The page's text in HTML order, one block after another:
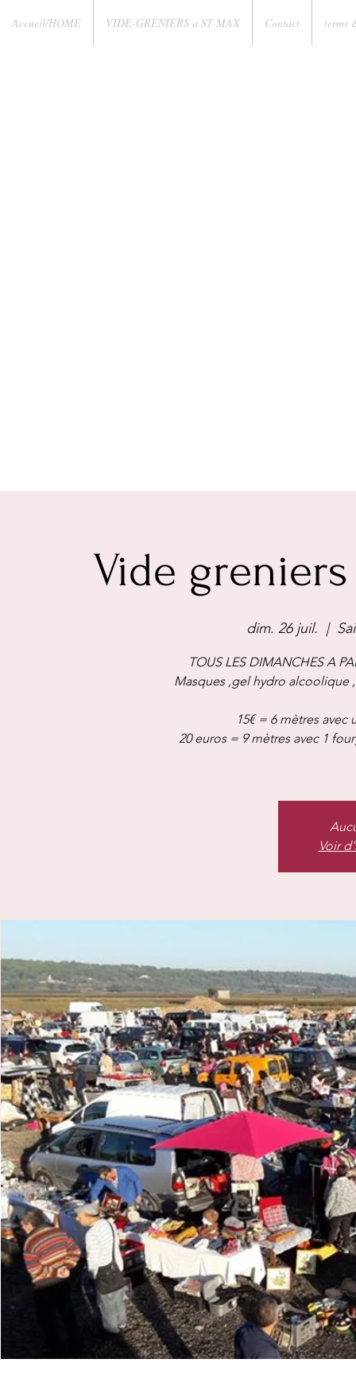
Accueil/HOME VIDE-GRENIERS a ST MAX Contact terms
Vide
dim. 26 juil.
  |
TOUS LES DIMANCHES A
Masques ,gel hydro alcoolique
15€ = 6 mètres
20 euros = 9 mètres avec 1
Voir